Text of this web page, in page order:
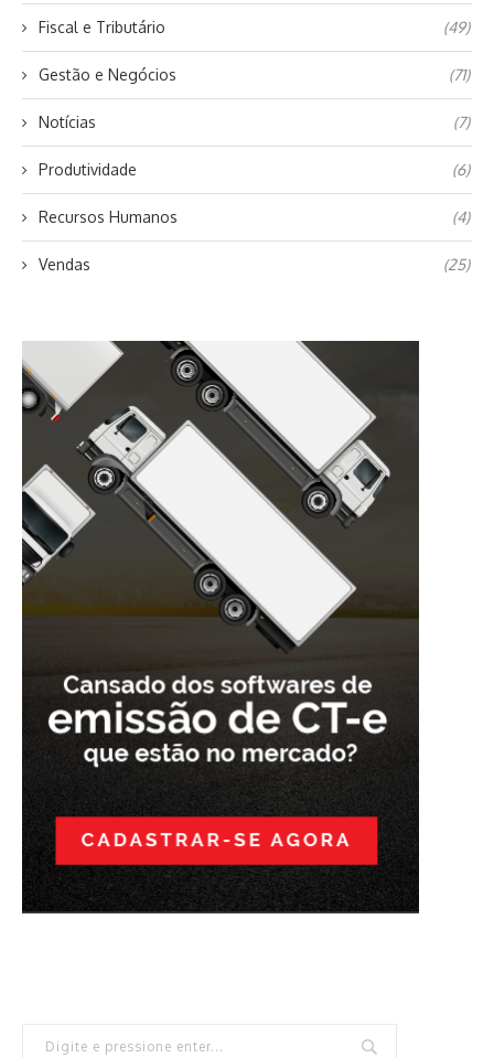
Fiscal e Tributário (49)
Gestão e Negócios (71)
Notícias (7)
Produtividade (6)
Recursos Humanos (4)
Vendas (25)